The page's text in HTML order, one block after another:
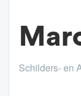
Schilders- en